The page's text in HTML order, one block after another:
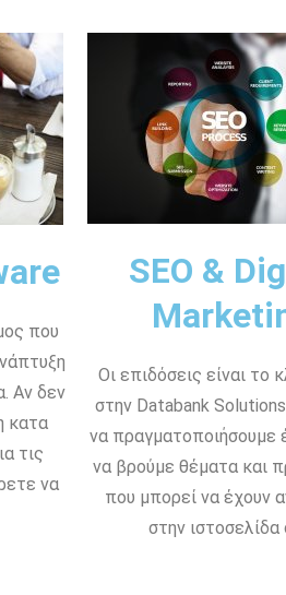
που
Αν δεν
κατα
τις
να
SEO &
Οι επιδόσεις είναι το
στην Databank
να πραγματοποιήσουμε
να βρούμε θέματα και
που μπορεί να έχουν
στην ιστοσελίδα